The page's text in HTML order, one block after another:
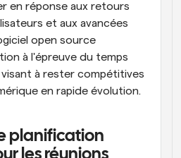
en réponse aux retours
et aux avancées
open source
à l'épreuve du temps
à rester compétitives
en rapide évolution.
planification